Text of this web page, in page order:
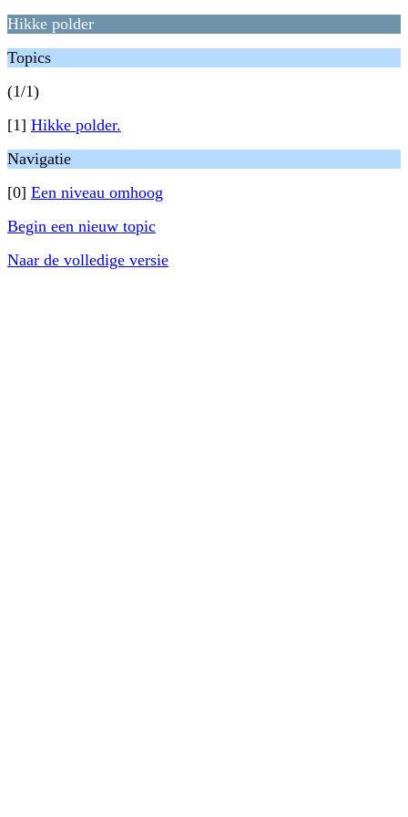
Hikke polder
Topics
(1/1)
[1] Hikke polder.
Navigatie
[0] Een niveau omhoog
Begin een nieuw topic
Naar de volledige versie